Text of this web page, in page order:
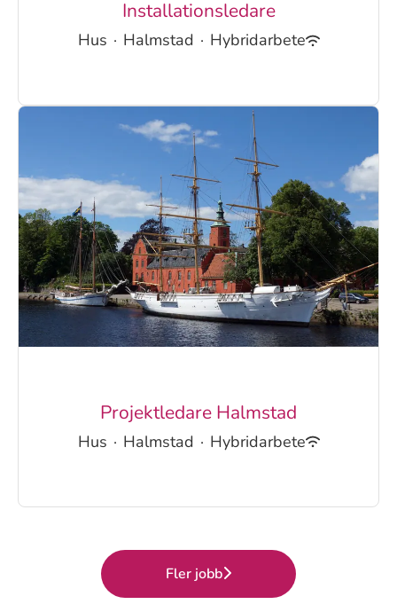
Installationsledare
Hus · Halmstad · Hybridarbete
Projektledare Halmstad
Hus · Halmstad · Hybridarbete
Fler jobb